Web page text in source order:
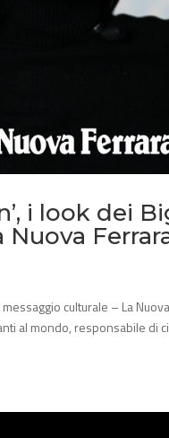
i look dei
culturale – La
al mondo, responsabile di